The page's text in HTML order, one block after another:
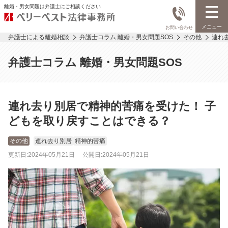
離婚・男女問題は弁護士にご相談ください
お問い合わせ メニュー
弁護士による離婚相談 弁護士コラム 離婚・男女問題SOS その他 連れ
弁護士コラム 離婚・男女問題SOS
連れ去り別居で精神的苦痛を受けた！ 子
どもを取り戻すことはできる？
その他 連れ去り別居 精神的苦痛
更新日:2024年05月21日 公開日:2024年05月21日